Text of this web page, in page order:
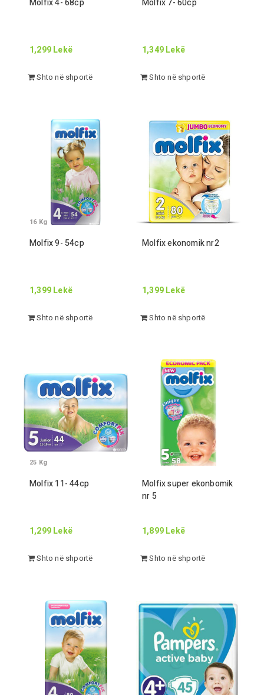
Molfix4-68cp
1,299Lekë
Shto në shportë
Molfix 7-60cp
1,349Lekë
Shto në shportë
Molfix9-
16Kg
54cp
1,399Lekë
Shto në shportë
Molfix ekonomik nr2
1,399Lekë
Shto në shportë
Molfix11-
25 Kg
44cp
1,299Lekë
Shto në shportë
Molfix super ekonbomik
nr 5
1,899Lekë
Shto në shportë